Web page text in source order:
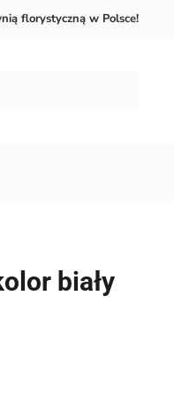
florystyczną w Polsce!
biały